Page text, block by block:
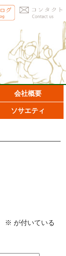
会社概要
ソサエティ
※ が付いている